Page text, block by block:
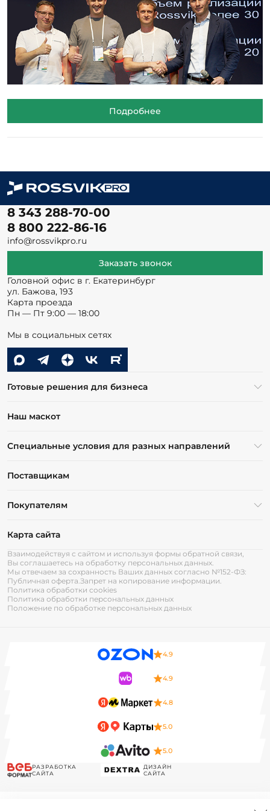
Подробнее
8 343 288-70-00
8 800 222-86-16
info@rossvikpro.ru
Заказать звонок
Головной офис в г. Екатеринбург
ул. Бажова, 193
Карта проезда
Пн — Пт 9:00 — 18:00
Мы в социальных сетях
Готовые решения для бизнеса
Наш маскот
Специальные условия для разных направлений
Поставщикам
Покупателям
Карта сайта
Взаимодействуя с сайтом и используя формы обратной связи,
Вы соглашаетесь на обработку персональных данных.
Мы отвечаем за сохранность Ваших данных согласно №152-ФЗ:
Публичная оферта.Запрет на копирование информации.
Политика обработки cookies
Политика обработки персональных данных
Положение по обработке персональных данных
4.9
4.9
4.8
5.0
5.0
РАЗРАБОТКА
САЙТА
ДИЗАЙН
САЙТА